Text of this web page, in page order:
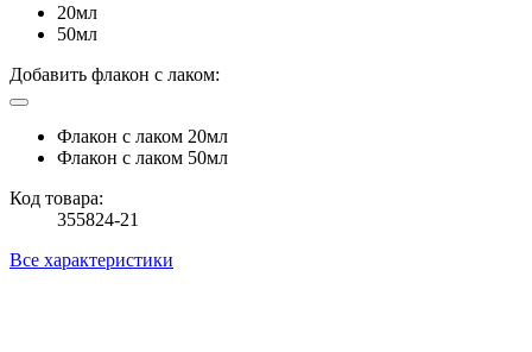
20мл
50мл
Добавить флакон с лаком:
Флакон с лаком 20мл
Флакон с лаком 50мл
Код товара:
355824-21
Все характеристики